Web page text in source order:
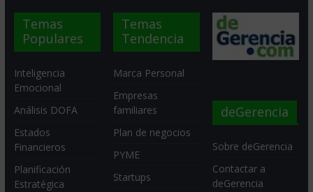
Temas
Populares
Inteligencia
Emocional
Análisis DOFA
Estados
Financieros
Planificación
Estratégica
Temas
Tendencia
Marca Personal
Empresas
familiares
Plan de negocios
PYME
Startups
deGerencia
Sobre deGerencia
Contactar a
deGerencia